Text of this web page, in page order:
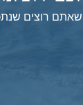
שאתם רוצים